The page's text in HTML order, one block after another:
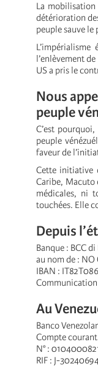
La
détérioration
peuple sauve le
l’enlèvement
US a pris le
Nous
peuple
C’est
peuple
faveur de
Cette initiative
Caribe, Macuto
médicales, ni
touchées. Elle
Depuis
Banque : BCC di
au nom de : NO
IBAN :
Communication
Au
Banco
Compte
N° :
RIF : J-